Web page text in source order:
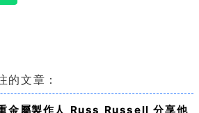
的文章：
金屬製作人 Russ Russell 分享他